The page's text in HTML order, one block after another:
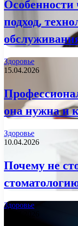
Особенности
подход,
Здоровье
15.04.2026
она нужна и
Здоровье
10.04.2026
Почему не
Здоровье